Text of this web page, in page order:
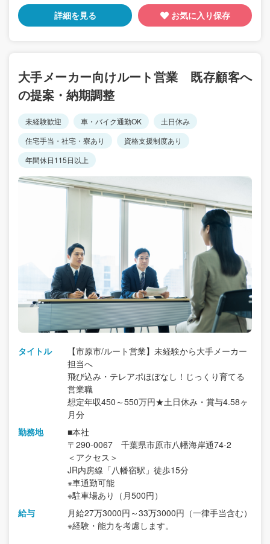
詳細を見る お気に入り保存
大手メーカー向けルート営業 既存顧客へ
の提案・納期調整
未経験歓迎 車・バイク通勤OK
土日休み
住宅手当・社宅・寮あり
資格支援制度あり
年間休日115日以上
タイトル
【市原市/ルート営業】未経験から大手メーカー
担当へ
飛び込み・テレアポほぼなし！じっくり育てる
営業職
想定年収450～550万円★土日休み・賞与4.58ヶ
月分
勤務地
■本社
〒290-0067 千葉県市原市八幡海岸通74-2
＜アクセス＞
JR内房線「八幡宿駅」徒歩15分
※車通勤可能
※駐車場あり（月500円）
給与
月給27万3000円～33万3000円（一律手当含む）
※経験・能力を考慮します。